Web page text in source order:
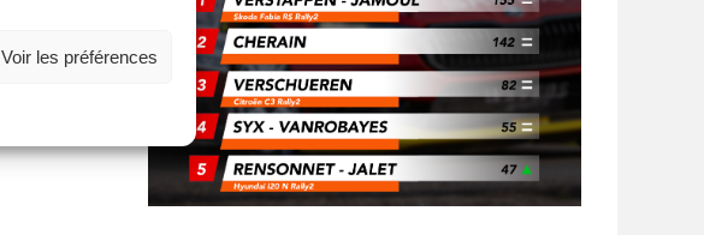
Voir les préférences